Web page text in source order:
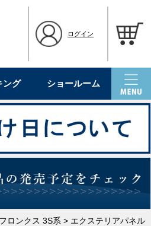
ログイン
ング ショールーム
フロンクス 3S系 > エクステリアパネル